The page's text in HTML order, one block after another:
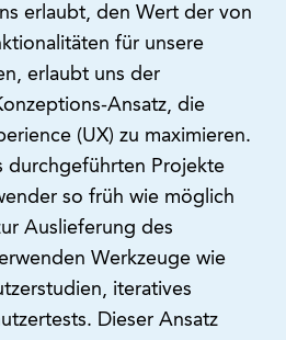
erlaubt, den Wert der von
für unsere
erlaubt uns der
Ansatz, die
(UX) zu maximieren.
durchgeführten Projekte
so früh wie möglich
Auslieferung des
Werkzeuge wie
iteratives
Dieser Ansatz